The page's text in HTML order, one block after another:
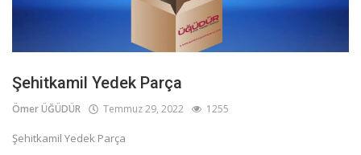
Şehitkamil Yedek Parça
Ömer ÜĞÜDÜR Temmuz 29, 2022 1255
Şehitkamil Yedek Parça